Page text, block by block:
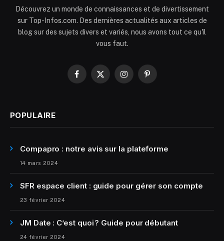
Découvrez un monde de connaissances et de divertissement
sur Top-Infos.com. Des dernières actualités aux articles de
blog sur des sujets divers et variés, nous avons tout ce qu'il
vous faut.
Facebook
X
InstagramPinterest
POPULAIRE
Compapro : notre avis sur la plateforme
14 mars 2024
SFR espace client : guide pour gérer son compte
23 février 2024
JM Date : C’est quoi ? Guide pour débutant
24 février 2024